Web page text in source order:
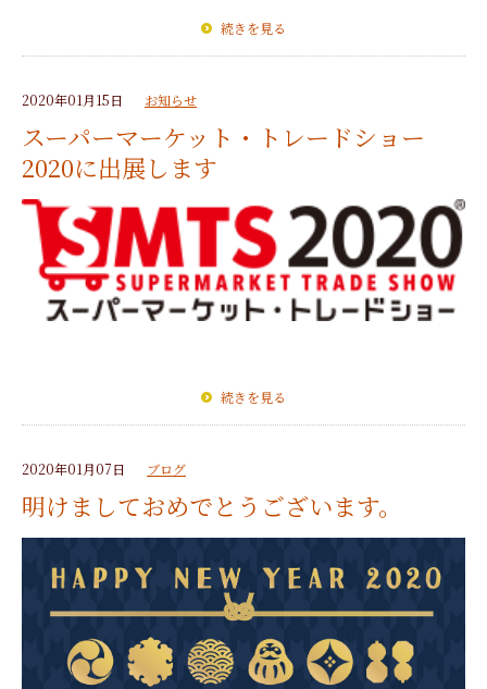
続きを見る
2020年01月15日 お知らせ
スーパーマーケット・トレードショー
2020に出展します
続きを見る
2020年01月07日 ブログ
明けましておめでとうございます。